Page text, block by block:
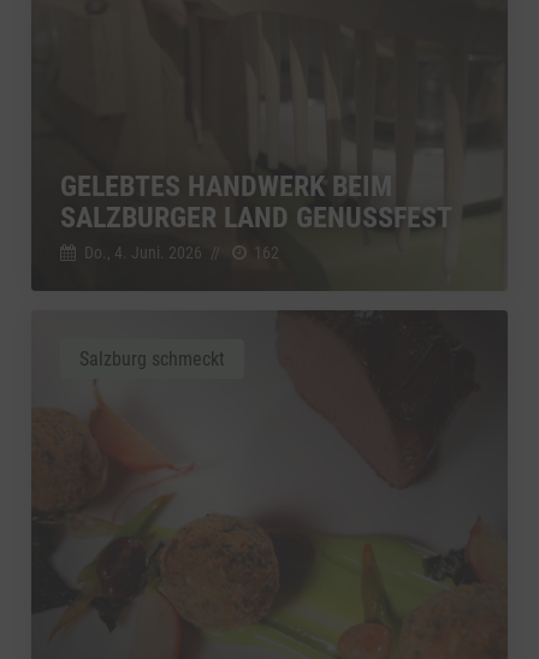
GELEBTES HANDWERK BEIM
SALZBURGER LAND GENUSSFEST
Do., 4. Juni. 2026 // 162
Salzburg schmeckt